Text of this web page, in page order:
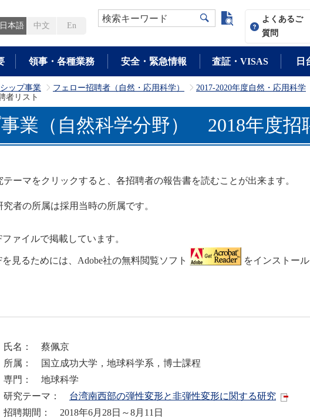
日本語 中文 En
検索キーワード よく検索される語
よくあるご
質問
領事・各種業務 安全・緊急情報 査証・VISAS 日
ップ事業 >
フェロー招聘者（自然・応用科学） >
2017-2020年度自然・応用科学
者リスト
業（自然科学分野） 2018年度招
テーマをクリックすると、各招聘者の報告書を読むことが出来ます。
者の所属は採用当時の所属です。
ファイルで掲載しています。
を見るためには、Adobe社の無料閲覧ソフト をインストー
氏名： 蔡佩京
： 国立成功大学，地球科学系，博士課程
門： 地球科学
究テーマ： 台湾南西部の弾性変形と非弾性変形に関する研究
期間： 2018年6月28日～8月11日